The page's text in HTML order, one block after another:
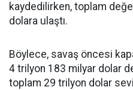
kaydedilirken, toplam
dolara ulaştı.
Böylece, savaş öncesi
4 trilyon 183 milyar dolar
toplam 29 trilyon dolar